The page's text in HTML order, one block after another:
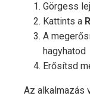
Görgess
Kattints a
A
hagyhatod
Erősítsd
Az alkalmazás